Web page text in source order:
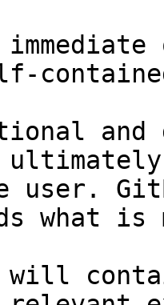
and
user.
what
will